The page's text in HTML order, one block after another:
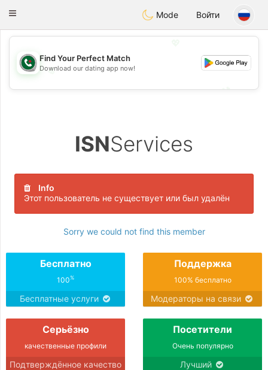
Weshrak
Toggle
Mode Войти
💖
💕
Find Your Perfect Match
Download our dating app now!
ISNServices
Info
Этот пользователь не существует или был удалён
Sorry we could not find this member
Бесплатно
100%
Бесплатные услуги
Поддержка
100% бесплатно
Модераторы на связи
Серьёзно
качественные профили
Подтверждённое качество
Посетители
Очень популярно
Лучший